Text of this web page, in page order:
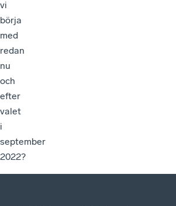
vi
börja
med
redan
nu
och
efter
valet
i
september
2022?